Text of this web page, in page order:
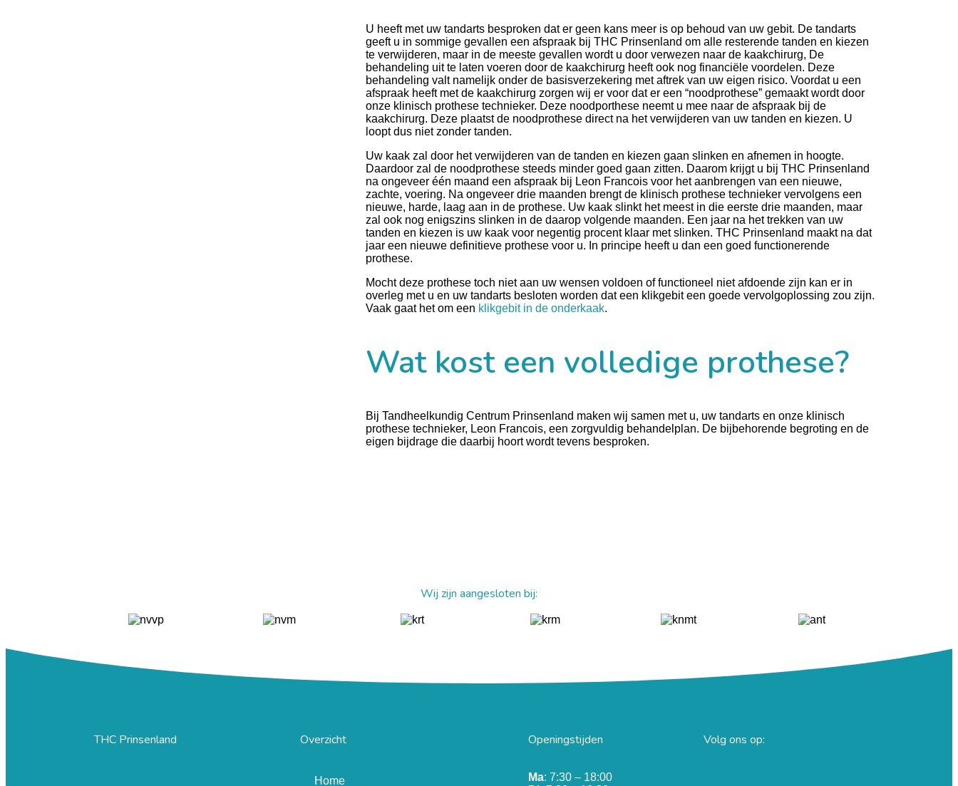
U heeft met uw tandarts besproken dat er geen kans meer is op behoud van uw gebit. De tandarts
geeft u in sommige gevallen een afspraak bij THC Prinsenland om alle resterende tanden en kiezen
te verwijderen, maar in de meeste gevallen wordt u door verwezen naar de kaakchirurg, De
behandeling uit te laten voeren door de kaakchirurg heeft ook nog financiële voordelen. Deze
behandeling valt namelijk onder de basisverzekering met aftrek van uw eigen risico. Voordat u een
afspraak heeft met de kaakchirurg zorgen wij er voor dat er een “noodprothese” gemaakt wordt door
onze klinisch prothese technieker. Deze noodporthese neemt u mee naar de afspraak bij de
kaakchirurg. Deze plaatst de noodprothese direct na het verwijderen van uw tanden en kiezen. U
loopt dus niet zonder tanden.
Uw kaak zal door het verwijderen van de tanden en kiezen gaan slinken en afnemen in hoogte.
Daardoor zal de noodprothese steeds minder goed gaan zitten. Daarom krijgt u bij THC Prinsenland
na ongeveer één maand een afspraak bij Leon Francois voor het aanbrengen van een nieuwe,
zachte, voering. Na ongeveer drie maanden brengt de klinisch prothese technieker vervolgens een
nieuwe, harde, laag aan in de prothese. Uw kaak slinkt het meest in die eerste drie maanden, maar
zal ook nog enigszins slinken in de daarop volgende maanden. Een jaar na het trekken van uw
tanden en kiezen is uw kaak voor negentig procent klaar met slinken. THC Prinsenland maakt na dat
jaar een nieuwe definitieve prothese voor u. In principe heeft u dan een goed functionerende
prothese.
Mocht deze prothese toch niet aan uw wensen voldoen of functioneel niet afdoende zijn kan er in
overleg met u en uw tandarts besloten worden dat een klikgebit een goede vervolgoplossing zou zijn.
Vaak gaat het om een klikgebit in de onderkaak.
Wat kost een volledige prothese?
Bij Tandheelkundig Centrum Prinsenland maken wij samen met u, uw tandarts en onze klinisch
prothese technieker, Leon Francois, een zorgvuldig behandelplan. De bijbehorende begroting en de
eigen bijdrage die daarbij hoort wordt tevens besproken.
Wij zijn aangesloten bij:
THC Prinsenland Overzicht
Home
Openingstijden
Ma: 7:30 – 18:00
Volg ons op: